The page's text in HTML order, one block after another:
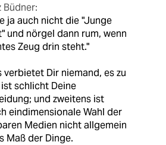
Büdner:
ja auch nicht die "Junge
und nörgel dann rum, wenn
Zeug drin steht."
verbietet Dir niemand, es zu
schlicht Deine
und zweitens ist
eindimensionale Wahl der
Medien nicht allgemein
Maß der Dinge.